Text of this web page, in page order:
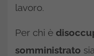
lavoro.
Per chi è
somministrato